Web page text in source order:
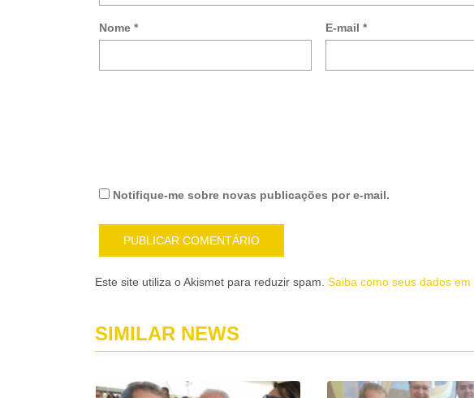
Nome * E-mail *
Notifique-me sobre novas publicações por e-mail.
Este site utiliza o Akismet para reduzir spam. Saiba como seus dados
SIMILAR NEWS